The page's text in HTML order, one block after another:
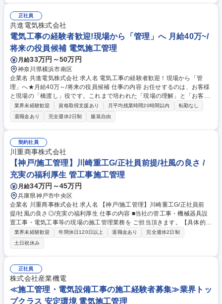
事業者の手配(電気工/通信工など) ・資材置き場及び、工事用電源の確保の
指示 など 募集職種 【大阪市/電気工事の施工管理】年間休日127日/福利厚
生充実/東証プライム上場
正社員
共進電気株式会社
電気工事の経験者歓迎!現場から「管理」へ 月給40万~/
将来の役員候補 電気施工管理
月給33万円～50万円
神奈川県横浜市南区
企業名 共進電気株式会社 求人名 電気工事の経験者歓迎！現場から「管
理」へ★月給40万～/将来の役員候補 仕事の内容 お任せするのは、お客様
と現場の「橋渡し」役です。これまで培われた「現場の理解」と「お客様
の要望を言葉にする力」を弊社で活かしていただきます。 ■具体的には：
★元請会社との打ち合わせ（無理な工期の相談や条件交渉）★現場の下
見、必要な材料の手配、工程の管理★職人さんへの指示出し・調整 現場を
分かっているあなたの「この工期はキツイ」「このやり方がスムーズだ」
といった判断が頼りになるお仕事です！ 募集職種 電気工事の経験者歓
迎！現場から「管理」へ★月給40万～/将来の役員候補
業界未経験歓迎 資格取得支援あり 月平均残業時間20時間以内
転勤なし
退職金あり
完全週休2日制 服装自由
契約社員
川重商事株式会社
【神戸/施工管理】川崎重工G/正社員前提/社風の良さ /
充実の福利厚生 管工事施工管理
月給34万円～45万円
兵庫県神戸市中央区
企業名 川重商事株式会社 求人名 【神戸/施工管理】川崎重工G/正社員前
提/社風の良さ◎/充実の福利厚生 仕事の内容 ■当社の管工事・機械器具設
置工事・電気工事等の現場の施工管理業務を ご担当頂きます。【具体的に
は】■安全管理をメイン業務とし、その他工程管理、書類作成をご担当頂
きます。※当社では、下請け業者の選定や 工事計画等は営業が取り決めを
しております。※変更範囲:当社業務全般 【例】・管工事(オフィスビル等
におけえる空調機器設置工事等）・機械 機具設置工事(工場向けのボイラ
ー、ガスタービン、業務用クレーン等) ・電気工事(オフィスビル、データ
センター等における受変電設備、非常 用発電機の設置工事等）・その他※
ご経験に応じてご担当頂きます。 募集職種 【神戸/施工管理】川崎重工G/
正社員前提/社風の良さ◎/充実の福利厚生
業界未経験歓迎 年間休日120日以上 退職金あり
完全週休2日制
土日祝休み
正社員
株式会社産業機電
≪施工管理・電気設備工事の施工経験者募集≫業界トッ
プクラス 安定環境 電気施工管理